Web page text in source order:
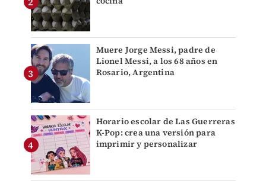
Muere Jorge Messi, padre de
Lionel Messi, a los 68 años en
Rosario, Argentina
Horario escolar de Las Guerreras
K-Pop: crea una versión para
imprimir y personalizar